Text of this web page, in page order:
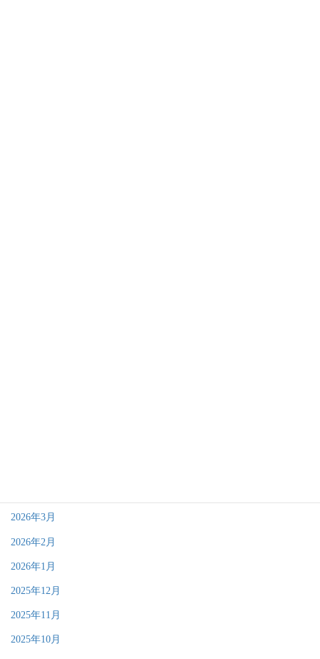
2026年3月
2026年2月
2026年1月
2025年12月
2025年11月
2025年10月